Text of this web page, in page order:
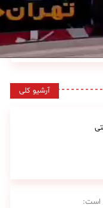
آرشیو کلی
است: